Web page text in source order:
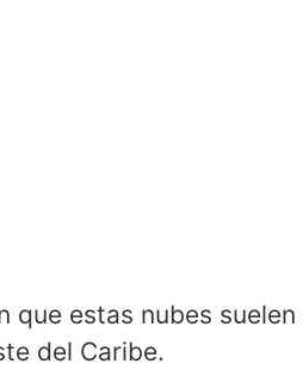
que estas nubes
del Caribe.